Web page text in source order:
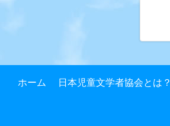
ホーム 日本児童文学者協会とは？